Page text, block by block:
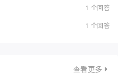
1 个回答
1 个回答
查看更多